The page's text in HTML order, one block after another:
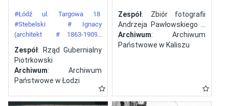
Łodzi]
#Łódź ul. Targowa 18
#Stebelski
# Ignacy
(architekt
# 1863-1909)
Zespół: Rząd Gubernialny
Piotrkowski
Archiwum: Archiwum
Państwowe w Łodzi
Zespół: Zbiór fotografii
Andrzeja Pawłowskiego z
Kalisza
Archiwum: Archiwum
Państwowe w Kaliszu